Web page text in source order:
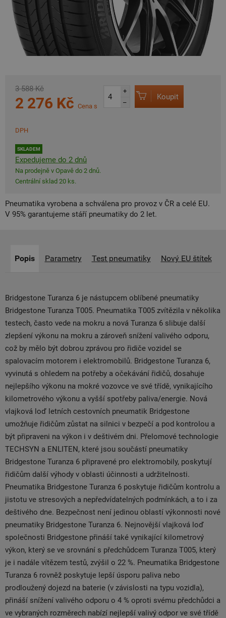
3 588 Kč
2 276 Kč Cena s
DPH
SKLADEM
Expedujeme do 2 dnů
Na prodejně v Opavě do 2 dnů.
Centrální sklad 20 ks.
+
–
Koupit
Pneumatika vyrobena a schválena pro provoz v ČR a celé EU.
V 95% garantujeme stáří pneumatiky do 2 let.
Popis Parametry Test pneumatiky Nový EU štítek
Bridgestone Turanza 6 je nástupcem oblíbené pneumatiky
Bridgestone Turanza T005. Pneumatika T005 zvítězila v několika
testech, často vede na mokru a nová Turanza 6 slibuje další
zlepšení výkonu na mokru a zároveň snížení valivého odporu,
což by mělo být dobrou zprávou pro řidiče vozidel se
spalovacím motorem i elektromobilů. Bridgestone Turanza 6,
vyvinutá s ohledem na potřeby a očekávání řidičů, dosahuje
nejlepšího výkonu na mokré vozovce ve své třídě, vynikajícího
kilometrového výkonu a vyšší spotřeby paliva/energie. Nová
vlajková loď letních cestovních pneumatik Bridgestone
umožňuje řidičům zůstat na silnici v bezpečí a pod kontrolou a
být připraveni na výkon i v deštivém dni. Přelomové technologie
TECHSYN a ENLITEN, které jsou součástí pneumatiky
Bridgestone Turanza 6 připravené pro elektromobily, poskytují
řidičům další výhody v oblasti účinnosti a udržitelnosti.
Pneumatika Bridgestone Turanza 6 poskytuje řidičům kontrolu a
jistotu ve stresových a nepředvídatelných podmínkách, a to i za
deštivého dne. Bezpečnost není jedinou oblastí výkonnosti nové
pneumatiky Bridgestone Turanza 6. Nejnovější vlajková loď
společnosti Bridgestone přináší také vynikající kilometrový
výkon, který se ve srovnání s předchůdcem Turanza T005, který
je i nadále vítězem testů, zvýšil o 22 %. Pneumatika Bridgestone
Turanza 6 rovněž poskytuje lepší úsporu paliva nebo
prodloužený dojezd na baterie (v závislosti na typu vozidla),
přináší snížení valivého odporu o 4 % oproti svému předchůdci a
ve vybraných rozměrech nabízí nejlepší valivý odpor ve své třídě